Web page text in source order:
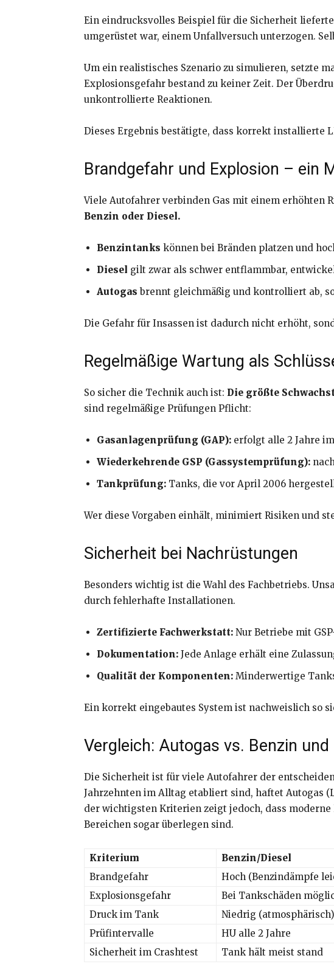
Ein eindrucksvolles Beispiel für die Sicherheit
umgerüstet war, einem Unfallversuch unterzogen.
Um ein realistisches Szenario zu simulieren, setzte
Explosionsgefahr bestand zu keiner Zeit. Der
unkontrollierte Reaktionen.
Dieses Ergebnis bestätigte, dass korrekt installierte
Brandgefahr und Explosion – ein
Viele Autofahrer verbinden Gas mit einem erhöhten
Benzin oder Diesel.
Benzintanks können bei Bränden platzen und
Diesel gilt zwar als schwer entflammbar,
Autogas brennt gleichmäßig und kontrolliert ab,
Die Gefahr für Insassen ist dadurch nicht erhöht,
Regelmäßige Wartung als
So sicher die Technik auch ist: Die größte
sind regelmäßige Prüfungen Pflicht:
Gasanlagenprüfung (GAP): erfolgt alle 2 Jahre
Wiederkehrende GSP (Gassystemprüfung):
Tankprüfung: Tanks, die vor April 2006
Wer diese Vorgaben einhält, minimiert Risiken und
Sicherheit bei Nachrüstungen
Besonders wichtig ist die Wahl des Fachbetriebs.
durch fehlerhafte Installationen.
Zertifizierte Fachwerkstatt: Nur Betriebe mit
Dokumentation: Jede Anlage erhält eine
Qualität der Komponenten: Minderwertige
Ein korrekt eingebautes System ist nachweislich so
Vergleich: Autogas vs. Benzin und
Die Sicherheit ist für viele Autofahrer der
Jahrzehnten im Alltag etabliert sind, haftet Autogas
der wichtigsten Kriterien zeigt jedoch, dass
Bereichen sogar überlegen sind.
Kriterium Benzin/Diesel
Brandgefahr
Hoch (Benzindämpfe
Explosionsgefahr
Bei Tankschäden
Druck im Tank
Niedrig
Prüfintervalle
HU alle 2 Jahre
Sicherheit im Crashtest
Tank hält meist stand